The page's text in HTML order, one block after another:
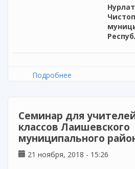
Подробнее
Чистопольского
Семинар для
классов Лаишевского
муниципального
21 ноября, 2018 - 15:26